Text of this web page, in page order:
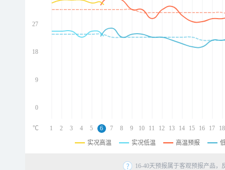
27
18
9
0
1 2 3 4 5 6 7 8 9 10 11 12 13 14 15 16 17 18
℃
实况高温 实况低温 高温预报
16-40天预报属于客观预报产品